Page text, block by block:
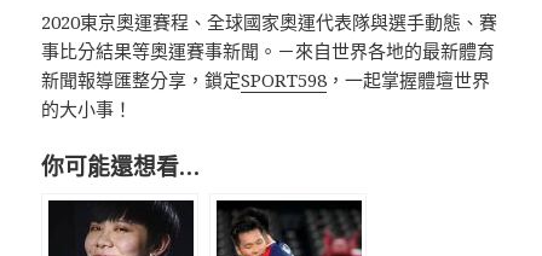
2020東京奧運賽程、全球國家奧運代表隊與選手動態、賽
事比分結果等奧運賽事新聞。－來自世界各地的最新體育
新聞報導匯整分享，鎖定SPORT598 ，一起掌握體壇世界
的大小事！
你可能還想看…